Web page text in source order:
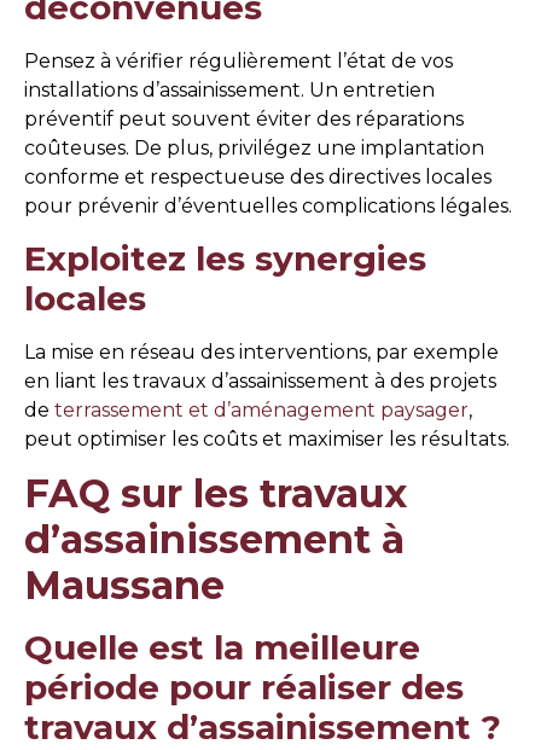
Pensez à vérifier régulièrement l’état de vos
installations d’assainissement. Un entretien
préventif peut souvent éviter des réparations
coûteuses. De plus, privilégez une implantation
conforme et respectueuse des directives locales
pour prévenir d’éventuelles complications légales.
Exploitez les synergies
locales
La mise en réseau des interventions, par exemple
en liant les travaux d’assainissement à des projets
de terrassement et d’aménagement paysager,
peut optimiser les coûts et maximiser les résultats.
FAQ sur les travaux
d’assainissement à
Maussane
Quelle est la meilleure
période pour réaliser des
travaux d’assainissement ?